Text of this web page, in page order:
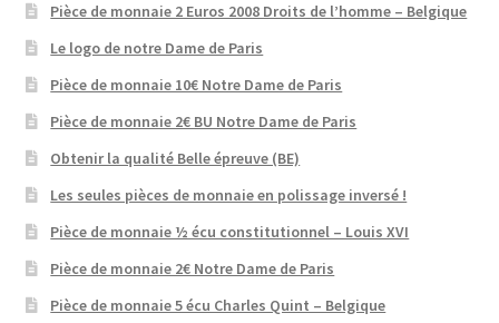
Pièce de monnaie 2 Euros 2008 Droits de l’homme – Belgique
Le logo de notre Dame de Paris
Pièce de monnaie 10€ Notre Dame de Paris
Pièce de monnaie 2€ BU Notre Dame de Paris
Obtenir la qualité Belle épreuve (BE)
Les seules pièces de monnaie en polissage inversé !
Pièce de monnaie ½ écu constitutionnel – Louis XVI
Pièce de monnaie 2€ Notre Dame de Paris
Pièce de monnaie 5 écu Charles Quint – Belgique